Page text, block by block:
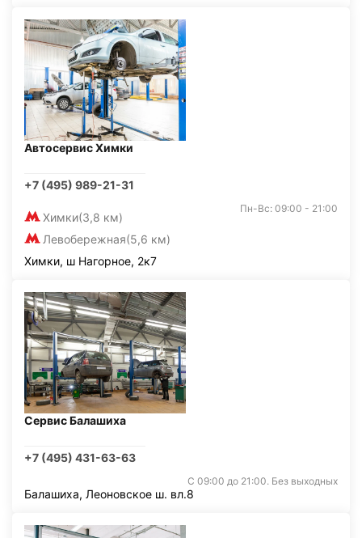
Автосервис Химки
+7 (495) 989-21-31
Химки(3,8 км)
Левобережная(5,6 км)
Пн-Вс: 09:00 - 21:00
Химки, ш Нагорное, 2к7
Сервис Балашиха
+7 (495) 431-63-63
С 09:00 до 21:00. Без выходных
Балашиха, Леоновское ш. вл.8